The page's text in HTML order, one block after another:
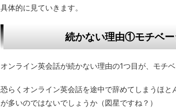
具体的に見ていきます。
続かない理由①モチベ
オンライン英会話が続かない理由の1つ目が、モチ
恐らくオンライン英会話を途中で辞めてしまうほ
が多いのではないでしょうか（図星ですね？）